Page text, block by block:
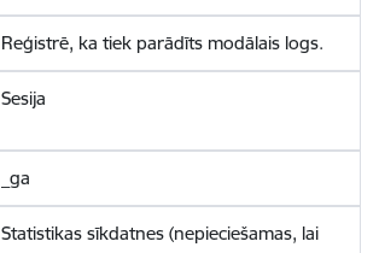
Reģistrē, ka tiek parādīts modālais logs.
Sesija
_ga
Statistikas sīkdatnes (nepieciešamas, lai